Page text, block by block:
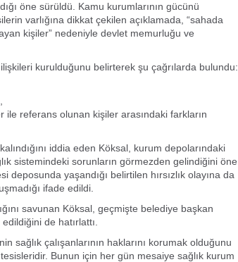
öne sürüldü. Kamu kurumlarının gücünü
varlığına dikkat çekilen açıklamada, “sahada
kişiler” nedeniyle devlet memurluğu ve
kurulduğunu belirterek şu çağrılarda bulundu:
ile referans olunan kişiler arasındaki farkların
iddia eden Köksal, kurum depolarındaki
sistemindeki sorunların görmezden gelindiğini öne
yaşandığı belirtilen hırsızlık olayına da
ifade edildi.
savunan Köksal, geçmişte belediye başkan
de hatırlattı.
sağlık çalışanlarının haklarını korumak olduğunu
Bunun için her gün mesaiye sağlık kurum